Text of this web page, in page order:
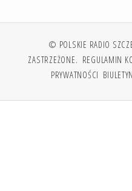
© POLSKIE RADIO
ZASTRZEŻONE. REGULAMIN
PRYWATNOŚCI